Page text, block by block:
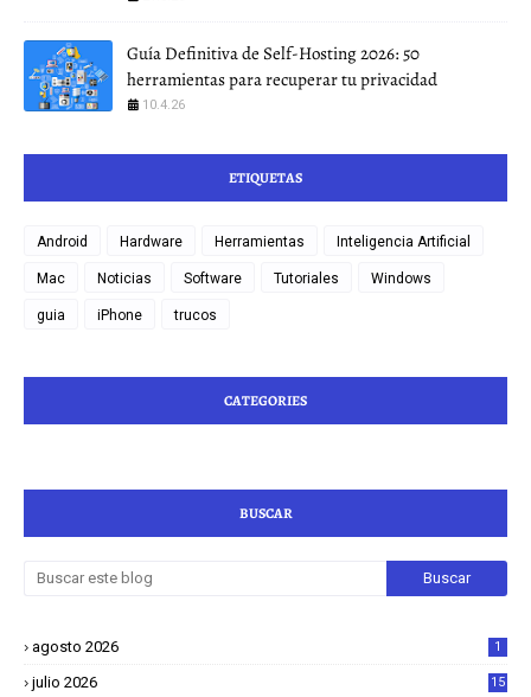
Guía Definitiva de Self-Hosting 2026: 50
herramientas para recuperar tu privacidad
10.4.26
ETIQUETAS
Android Hardware Herramientas Inteligencia Artificial
Mac Noticias Software Tutoriales Windows
guia iPhone trucos
CATEGORIES
BUSCAR
agosto 2026 1
julio 2026 15